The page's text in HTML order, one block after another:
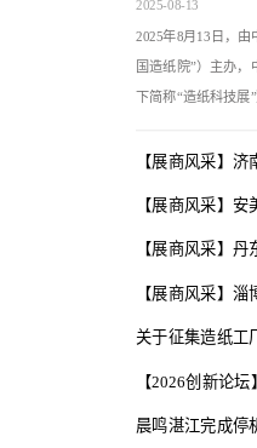
2025-08-13
2025年8月13日，
国造纸院”）主办，
下简称“造纸科技
【展商风采】
【展商风采】
【展商风采】
【展商风采】
关于征集造纸工
【2026创新论
晨鸣湛江完成停